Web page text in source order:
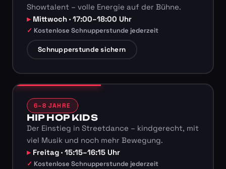
Showtalent – volle Energie auf der Bühne.
Mittwoch · 17:00–18:00 Uhr
Kostenlose Schnupperstunde jederzeit
Schnupperstunde sichern
6–8 JAHRE
HIP HOP KIDS
Der Einstieg in Streetdance – kindgerecht, mit
viel Musik und noch mehr Bewegung.
Freitag · 15:15–16:15 Uhr
Kostenlose Schnupperstunde jederzeit